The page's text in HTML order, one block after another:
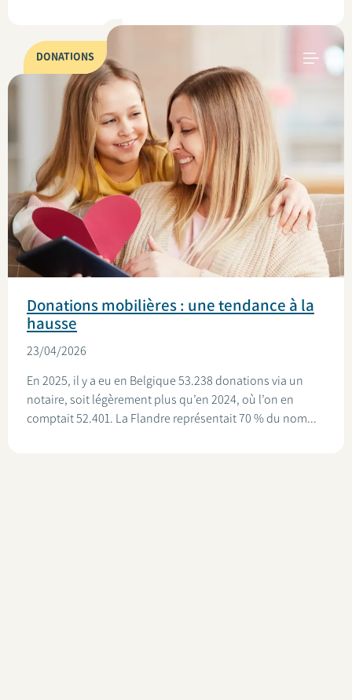
DONATIONS
Donations mobilières : une tendance à la
hausse
23/04/2026
En 2025, il y a eu en Belgique 53.238 donations via un
notaire, soit légèrement plus qu’en 2024, où l’on en
comptait 52.401. La Flandre représentait 70 % du nom...